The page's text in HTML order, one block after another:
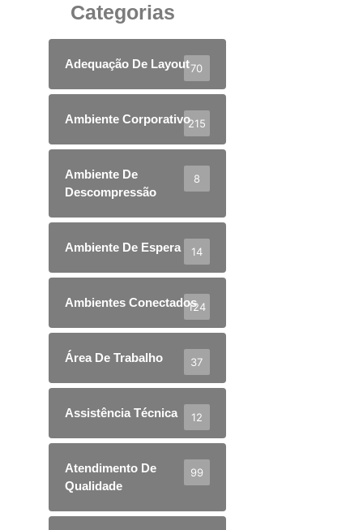
Categorias
Adequação De Layout70
Ambiente Corporativo215
Ambiente De
Descompressão
8
Ambiente De Espera 14
Ambientes Conectados124
Área De Trabalho 37
Assistência Técnica 12
Atendimento De
Qualidade
99